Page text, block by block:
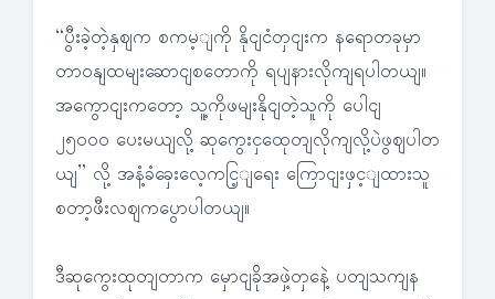
“ပွီးခဲ့တဲ့နှဈက စကမ့ျကို နိုငျငံတှငျးက နရောတခုမှာ
တာဝနျထမျးဆောငျစတောကို ရပျနားလိုကျရပါတယျ။
အကွောငျးကတော့ သူ့ကိုဖမျးနိုငျတဲ့သူကို ပေါငျ
၂၅၀၀၀ ပေးမယျလို့ ဆုကွေးငှထေုတျလိုကျလို့ပဲဖွဈပါတ
ယျ” လို့ အနံ့ခံခှေးလေ့ကငြ့ျရေး ကြောငျးဖှင့ျထားသူ
စတာ့ဖီးလဈကပွောပါတယျ။
ဒီဆုကွေးထုတျတာက မှောငျခိုအဖှဲ့တှနေဲ့ ပတျသကျန